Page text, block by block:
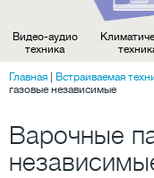
Видео-аудио
техника
Главная Встраиваемая
газовые независимые
Варочные